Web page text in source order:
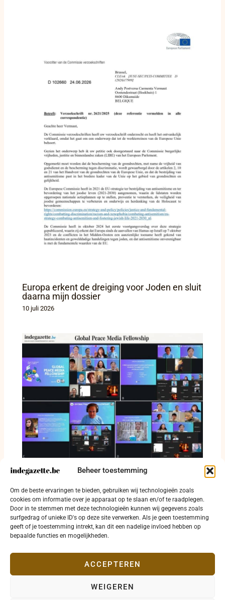
Beheer toestemming
Om de beste ervaringen te bieden, gebruiken wij technologieën zoals
cookies om informatie over je apparaat op te slaan en/of te raadplegen.
Door in te stemmen met deze technologieën kunnen wij gegevens zoals
surfgedrag of unieke ID's op deze site verwerken. Als je geen toestemming
geeft of je toestemming intrekt, kan dit een nadelige invloed hebben op
bepaalde functies en mogelijkheden.
ACCEPTEREN
WEIGEREN
Europa erkent de dreiging voor Joden en sluit
daarna mijn dossier
10 juli 2026
Internationale media bespreken
verantwoordelijkheid voor vrede en
mensenrechten
5 juli 2026